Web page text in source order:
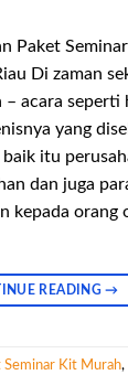
Paket
Di zaman
acara seperti
yang
itu
dan juga
kepada orang
READING→
Seminar Kit Murah,